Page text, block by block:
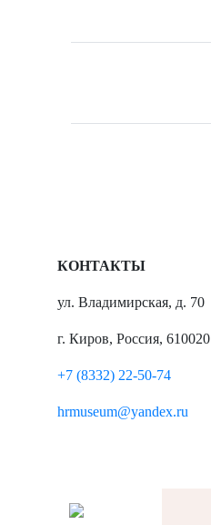
КОНТАКТЫ
ул. Владимирская, д. 70
г. Киров, Россия, 610020
+7 (8332) 22-50-74
hrmuseum@yandex.ru